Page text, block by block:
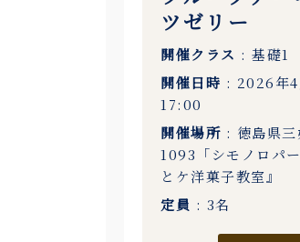
ツゼリー
開催クラス : 基礎1
開催日時 : 2026年
17:00
開催場所 : 徳島県
1093「シモノロパ
とケ洋菓子教室』
定員 : 3名